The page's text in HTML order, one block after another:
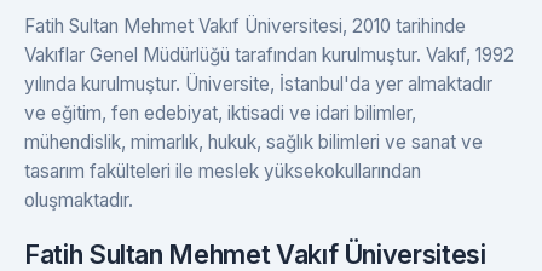
Fatih Sultan Mehmet Vakıf Üniversitesi, 2010 tarihinde
Vakıflar Genel Müdürlüğü tarafından kurulmuştur. Vakıf, 1992
yılında kurulmuştur. Üniversite, İstanbul'da yer almaktadır
ve eğitim, fen edebiyat, iktisadi ve idari bilimler,
mühendislik, mimarlık, hukuk, sağlık bilimleri ve sanat ve
tasarım fakülteleri ile meslek yüksekokullarından
oluşmaktadır.
Fatih Sultan Mehmet Vakıf Üniversitesi